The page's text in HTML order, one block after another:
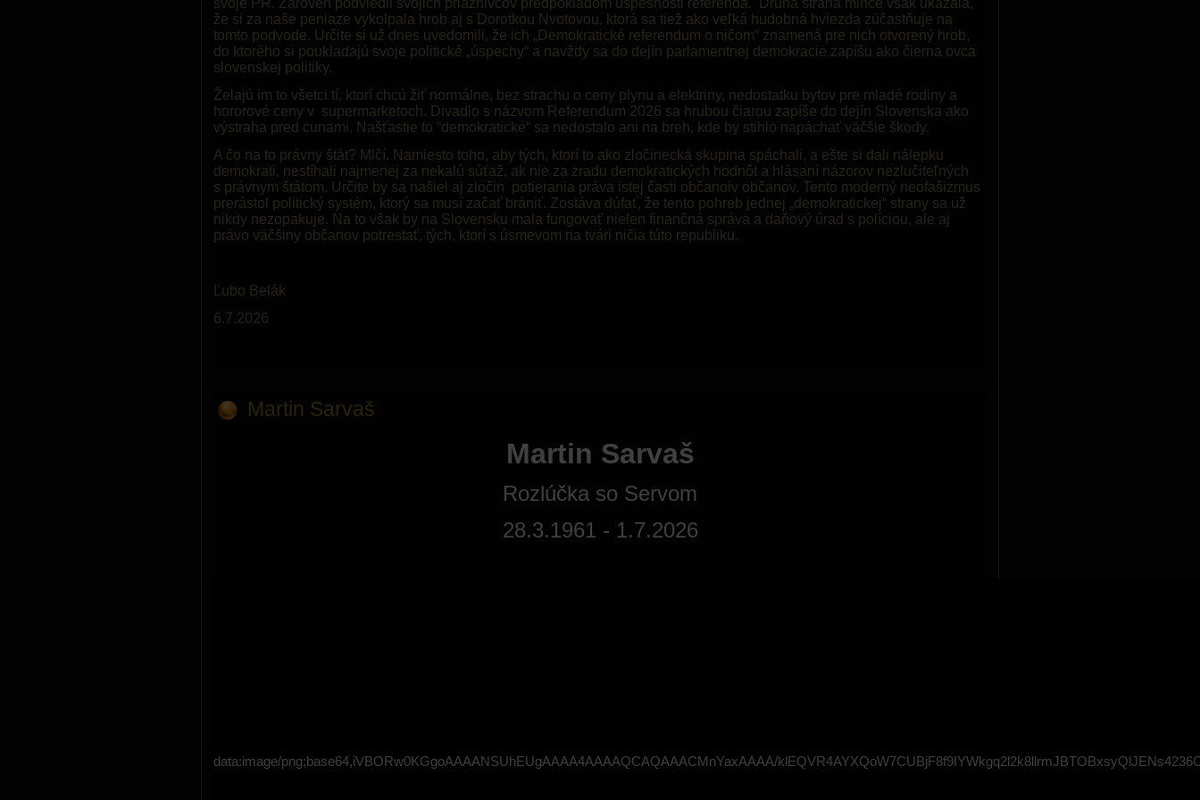
svoje PR. Zároveň podviedli svojich priaznivcov predpokladom úspešnosti referenda. Druhá strana mince však ukázala,
že si za naše peniaze vykolpala hrob aj s Dorotkou Nvotovou, ktorá sa tiež ako veľká hudobná hviezda zúčastňuje na
tomto podvode. Určite si už dnes uvedomili, že ich „Demokratické referendum o ničom“ znamená pre nich otvorený hrob,
do ktorého si poukladajú svoje politické „úspechy“ a navždy sa do dejín parlamentnej demokracie zapíšu ako čierna ovca
slovenskej politiky.
Želajú im to všetci tí, ktorí chcú žiť normálne, bez strachu o ceny plynu a elektriny, nedostatku bytov pre mladé rodiny a
hororové ceny v supermarketoch. Divadlo s názvom Referendum 2026 sa hrubou čiarou zapíše do dejín Slovenska ako
výstraha pred cunami. Našťastie to “demokratické“ sa nedostalo ani na breh, kde by stihlo napáchať väčšie škody.
A čo na to právny štát? Mlčí. Namiesto toho, aby tých, ktorí to ako zločinecká skupina spáchali, a ešte si dali nálepku
demokrati, nestíhali najmenej za nekalú súťaž, ak nie za zradu demokratických hodnôt a hlásaní názorov nezlučiteľných
s právnym štátom. Určite by sa našiel aj zločin potierania práva istej časti občanoiv občanov. Tento moderný neofašizmus
prerástol politický systém, ktorý sa musí začať brániť. Zostáva dúfať, že tento pohreb jednej „demokratickej“ strany sa už
nikdy nezopakuje. Na to však by na Slovensku mala fungovať nielen finančná správa a daňový úrad s políciou, ale aj
právo väčšiny občanov potrestať, tých, ktorí s úsmevom na tvári ničia túto republiku.
Ľubo Belák
6.7.2026
Martin Sarvaš
Martin Sarvaš
Rozlúčka so Servom
28.3.1961 - 1.7.2026
data:image/png;base64,iVBORw0KGgoAAAANSUhEUgAAAA4AAAAQCAQAAACMnYaxAAAA/